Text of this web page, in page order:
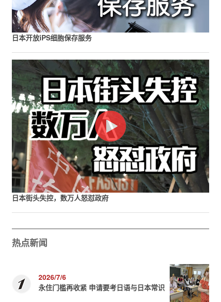
日本开放iPS细胞保存服务
日本街头失控，数万人怒怼政府
热点新闻
2026/7/6
永住门槛再收紧 申请要考日语与日本常识